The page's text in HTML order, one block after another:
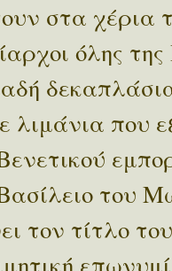
στα χέρια
όλης
λιμάνια που
του
τον τίτλο